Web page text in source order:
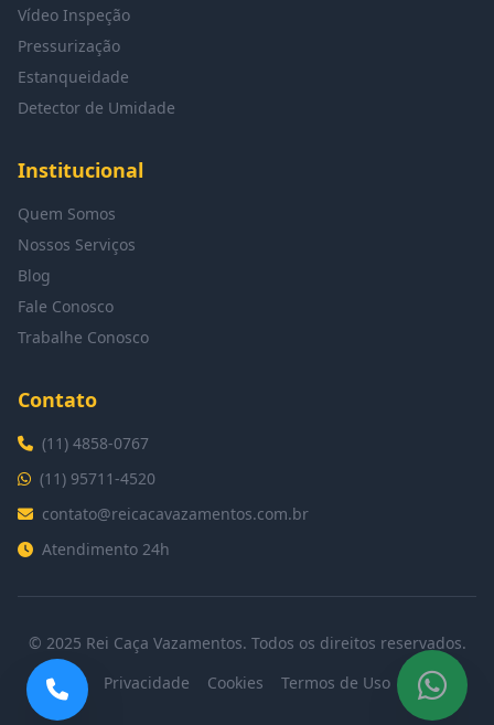
Vídeo Inspeção
Pressurização
Estanqueidade
Detector de Umidade
Institucional
Quem Somos
Nossos Serviços
Blog
Fale Conosco
Trabalhe Conosco
Contato
(11) 4858-0767
(11) 95711-4520
contato@reicacavazamentos.com.br
Atendimento 24h
© 2025 Rei Caça Vazamentos. Todos os direitos reservados.
Privacidade
Cookies Termos de Uso